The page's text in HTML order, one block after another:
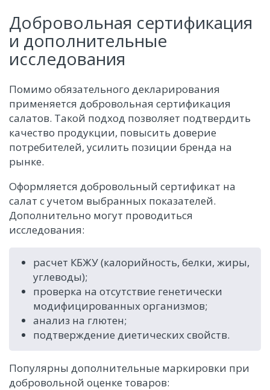
Добровольная сертификация
и дополнительные
исследования
Помимо обязательного декларирования
применяется добровольная сертификация
салатов. Такой подход позволяет подтвердить
качество продукции, повысить доверие
потребителей, усилить позиции бренда на
рынке.
Оформляется добровольный сертификат на
салат с учетом выбранных показателей.
Дополнительно могут проводиться
исследования:
расчет КБЖУ (калорийность, белки, жиры,
углеводы);
проверка на отсутствие генетически
модифицированных организмов;
анализ на глютен;
подтверждение диетических свойств.
Популярны дополнительные маркировки при
добровольной оценке товаров: